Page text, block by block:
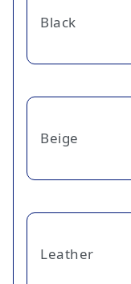
Black
Beige
Leather